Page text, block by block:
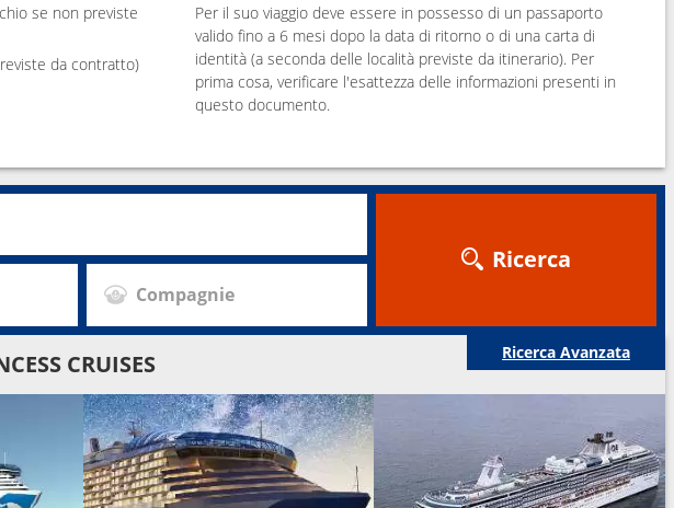
se non previste
da contratto)
Per il suo viaggio deve essere in possesso di un passaporto
valido fino a 6 mesi dopo la data di ritorno o di una carta di
identità (a seconda delle località previste da itinerario). Per
prima cosa, verificare l'esattezza delle informazioni presenti in
questo documento.
Compagnie
Ricerca
Ricerca Avanzata
CRUISES